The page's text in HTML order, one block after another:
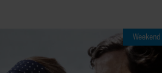
Weekend